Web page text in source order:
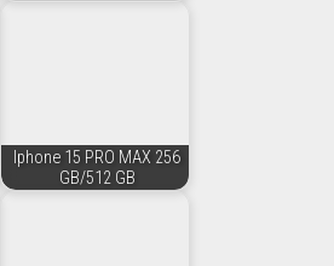
Iphone 15 PRO MAX 256
GB/512 GB